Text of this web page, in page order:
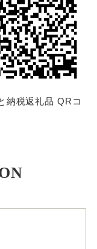
納税返礼品 QRコ